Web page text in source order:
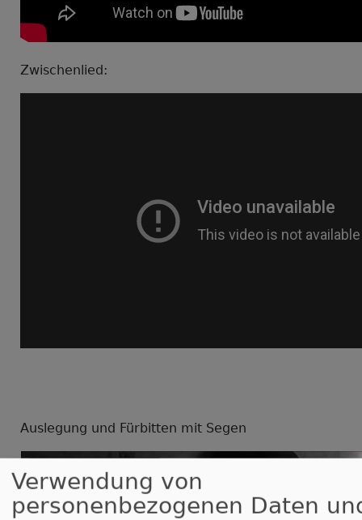
Zwischenlied:
Auslegung und Fürbitten mit Segen
Verwendung von
personenbezogenen Daten